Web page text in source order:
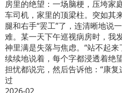
房里的绝望：一场脑梗，压垮家
车司机，家里的顶梁柱。突如其
腿和右手“罢工”了，连清晰地说
难。某一天下午巡视病房时，我
神里满是失落与焦虑。“站不起来
续续地说着，每个字都浸透着绝
担忧都说完，然后告诉他：“康
过